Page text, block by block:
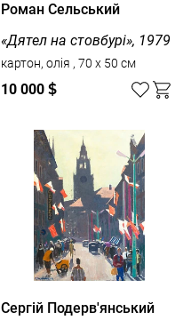
Роман Сельський
«Дятел на стовбурі», 1979
картон, олія , 70 x 50 см
10 000 $
Сергій Подерв'янський